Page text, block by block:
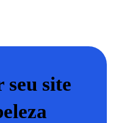
seu site